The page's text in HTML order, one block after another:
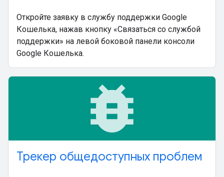
Откройте заявку в службу поддержки Google
Кошелька, нажав кнопку «Связаться со службой
поддержки» на левой боковой панели консоли
Google Кошелька.
bug_report
Трекер общедоступных проблем